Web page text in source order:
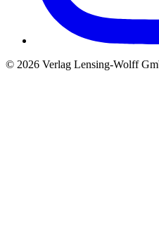
© 2026 Verlag Lensing-Wolff